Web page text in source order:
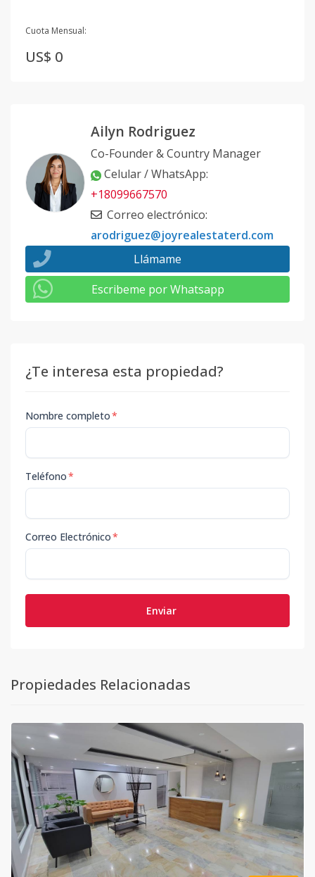
Cuota Mensual:
US$ 0
Ailyn Rodriguez
Co-Founder & Country Manager
Celular / WhatsApp:
+18099667570
Correo electrónico:
arodriguez@joyrealestaterd.com
Llámame
Escribeme por Whatsapp
¿Te interesa esta propiedad?
Nombre completo*
Teléfono*
Correo Electrónico*
Enviar
Propiedades Relacionadas